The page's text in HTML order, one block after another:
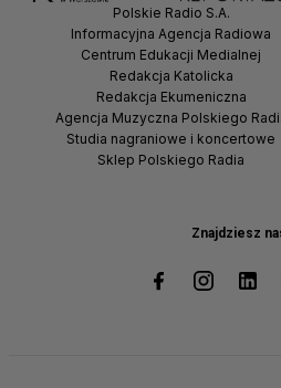
Znajdziesz
Polskie Radio S.A.
Informacyjna Agencja Radiowa
Centrum Edukacji Medialnej
Redakcja Katolicka
Redakcja Ekumeniczna
Agencja Muzyczna Polskiego
Studia nagraniowe i koncertowe
Sklep Polskiego Radia